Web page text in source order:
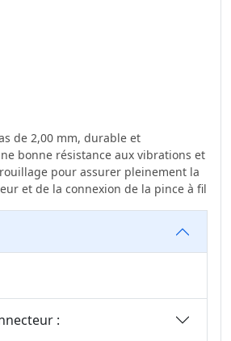
de 2,00 mm, durable et
bonne résistance aux vibrations et
pour assurer pleinement la
et de la connexion de la pince à fil
: